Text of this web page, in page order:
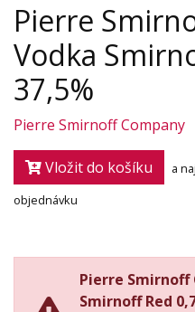
Pierre
Vodka
37,5%
Pierre Smirnoff Company
Vložit do košíku
a
objednávku
Pierre Smirnoff
Smirnoff Red